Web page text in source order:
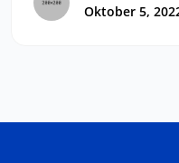
Oktober 5,